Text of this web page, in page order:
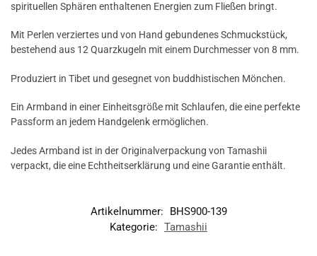
spirituellen Sphären enthaltenen Energien zum Fließen bringt.
Mit Perlen verziertes und von Hand gebundenes Schmuckstück,
bestehend aus 12 Quarzkugeln mit einem Durchmesser von 8 mm.
Produziert in Tibet und gesegnet von buddhistischen Mönchen.
Ein Armband in einer Einheitsgröße mit Schlaufen, die eine perfekte
Passform an jedem Handgelenk ermöglichen.
Jedes Armband ist in der Originalverpackung von Tamashii
verpackt, die eine Echtheitserklärung und eine Garantie enthält.
Artikelnummer:
BHS900-139
Kategorie: Tamashii